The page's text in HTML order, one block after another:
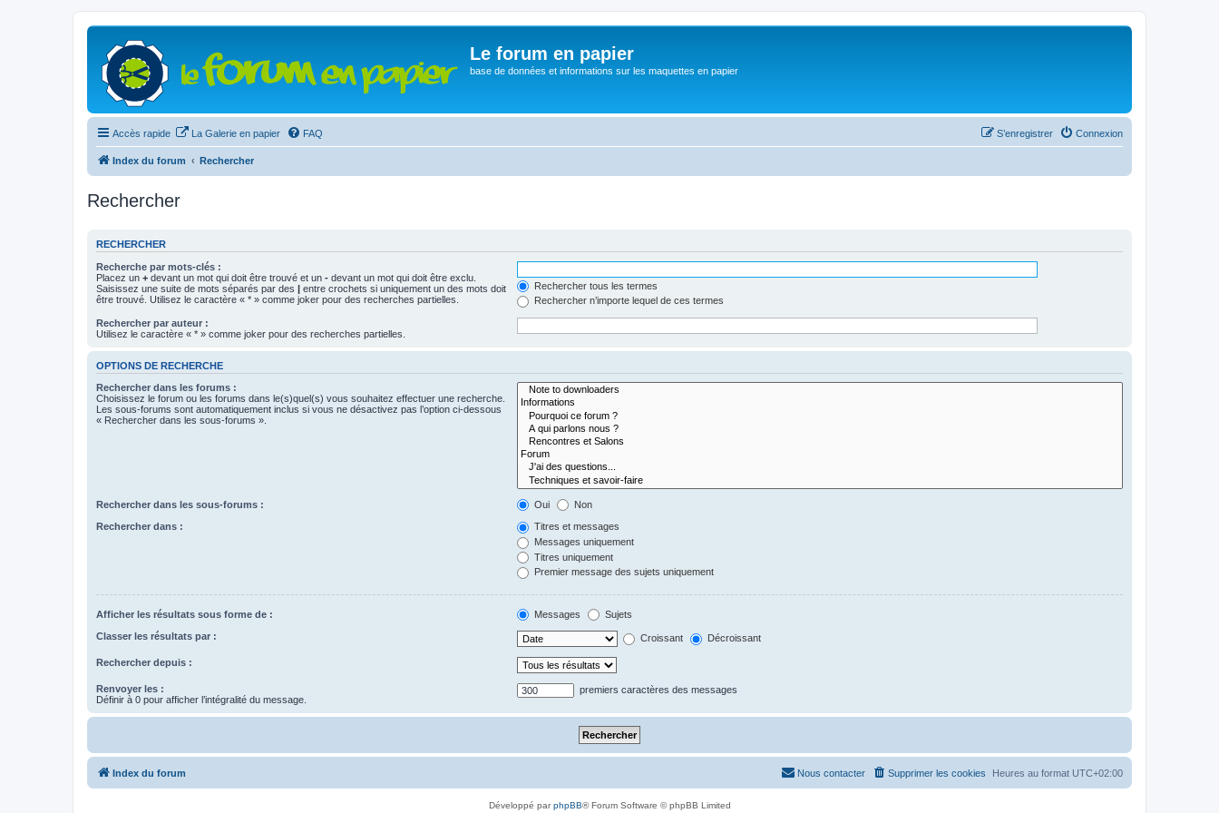
Le forum en papier
base de données et informations sur les maquettes en papier
Accès rapide La Galerie en papier FAQ Connexion
S’enregistrer
Index du forum Rechercher
Rechercher
RECHERCHER
Recherche par mots-clés :
Placez un + devant un mot qui doit être trouvé et un - devant un mot qui doit être exclu.
Saisissez une suite de mots séparés par des | entre crochets si uniquement un des mots doit
être trouvé. Utilisez le caractère « * » comme joker pour des recherches partielles.
Rechercher tous les termes
Rechercher n’importe lequel de ces termes
Rechercher par auteur :
Utilisez le caractère « * » comme joker pour des recherches partielles.
OPTIONS DE RECHERCHE
Rechercher dans les forums :
Choisissez le forum ou les forums dans le(s)quel(s) vous souhaitez effectuer une recherche.
Les sous-forums sont automatiquement inclus si vous ne désactivez pas l’option ci-dessous
« Rechercher dans les sous-forums ».
Rechercher dans les sous-forums : Oui Non
Rechercher dans :
Titres et messages
Messages uniquement
Titres uniquement
Premier message des sujets uniquement
Afficher les résultats sous forme de : Messages Sujets
Classer les résultats par : Croissant Décroissant
Rechercher depuis :
Renvoyer les :
Définir à 0 pour afficher l’intégralité du message.
premiers caractères des messages
Index du forum Heures au format UTC+02:00
Supprimer les cookies
Nous contacter
Développé parphpBB® Forum Software © phpBB Limited